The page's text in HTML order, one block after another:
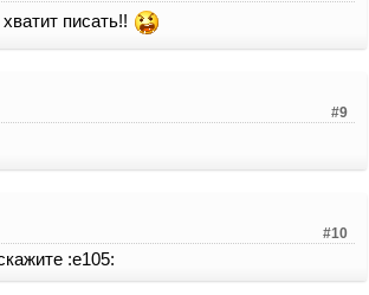
писать!!
#9
#10
:е105: